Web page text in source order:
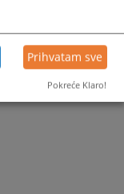
Prihvatam sve
Pokreće Klaro!